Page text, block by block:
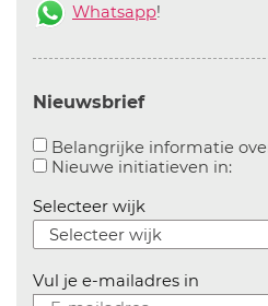
Whatsapp!
Nieuwsbrief
Belangrijke informatie
Nieuwe initiatieven in:
Selecteer wijk
Vul je e-mailadres in